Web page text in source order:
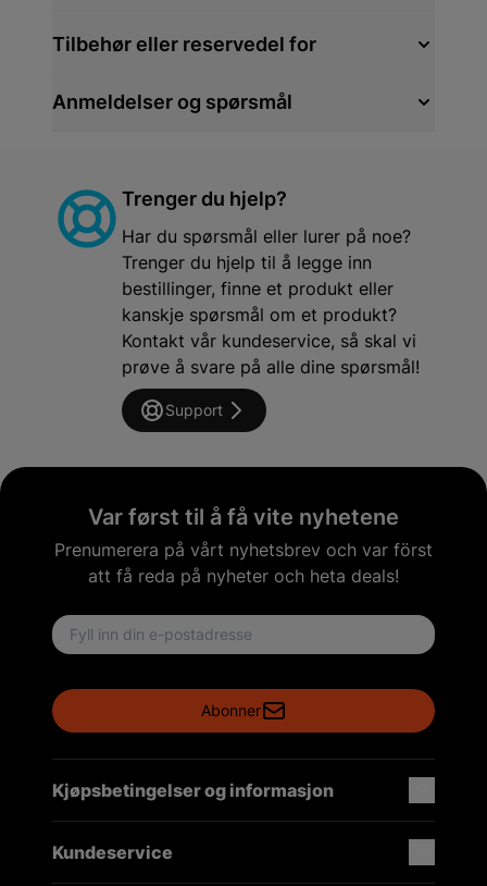
Tilbehør eller reservedel for
Anmeldelser og spørsmål
Trenger du hjelp?
Har du spørsmål eller lurer på noe?
Trenger du hjelp til å legge inn
bestillinger, finne et produkt eller
kanskje spørsmål om et produkt?
Kontakt vår kundeservice, så skal vi
prøve å svare på alle dine spørsmål!
Support
Var først til å få vite nyhetene
Prenumerera på vårt nyhetsbrev och var först
att få reda på nyheter och heta deals!
Email address
Abonner
Kjøpsbetingelser og informasjon
Kundeservice